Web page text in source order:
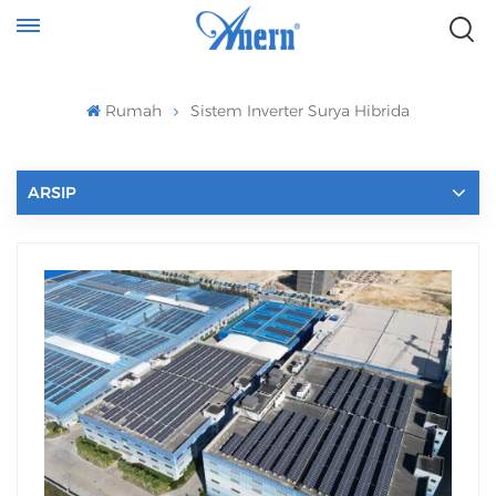
Rumah Sistem Inverter Surya Hibrida
ARSIP